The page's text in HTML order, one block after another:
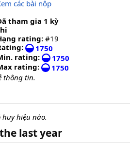
các bài nộp
tham gia 1 kỳ
rating:#19
1750
rating:
1750
rating:
1750
thông tin.
hiệu nào.
last year